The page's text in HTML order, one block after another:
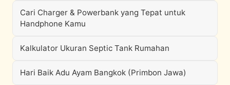
Cari Charger & Powerbank yang Tepat untuk
Handphone Kamu
Kalkulator Ukuran Septic Tank Rumahan
Hari Baik Adu Ayam Bangkok (Primbon Jawa)